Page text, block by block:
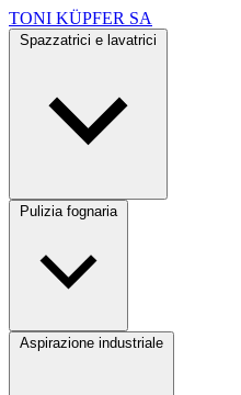
TONI KÜPFER SA
Pulizia fognaria